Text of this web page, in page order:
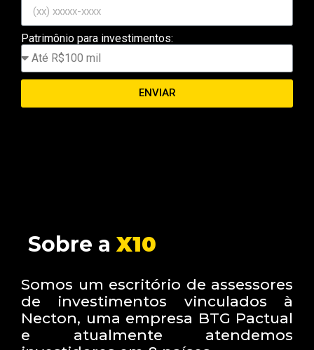
Patrimônio para investimentos:
ENVIAR
Sobre a X10
Somos um escritório de assessores
de investimentos vinculados à
Necton, uma empresa BTG Pactual
e atualmente atendemos